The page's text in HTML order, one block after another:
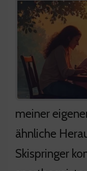
meiner
ähnliche
Skispringer